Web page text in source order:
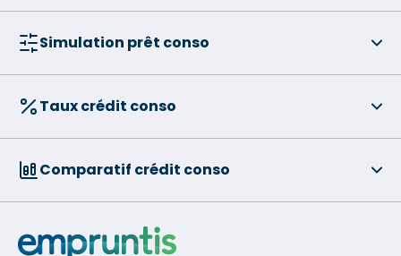
Simulation prêt conso
Taux crédit conso
Comparatif crédit conso